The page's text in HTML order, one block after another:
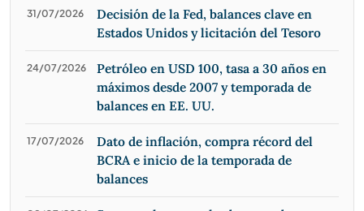
31/07/2026
Decisión de la Fed, balances clave en
Estados Unidos y licitación del Tesoro
24/07/2026
Petróleo en USD 100, tasa a 30 años en
máximos desde 2007 y temporada de
balances en EE. UU.
17/07/2026
Dato de inflación, compra récord del
BCRA e inicio de la temporada de
balances